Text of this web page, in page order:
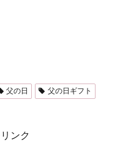
父の日
父の日ギフト
ンク